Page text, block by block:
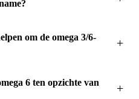
om de omega 3/6-
6 ten opzichte van